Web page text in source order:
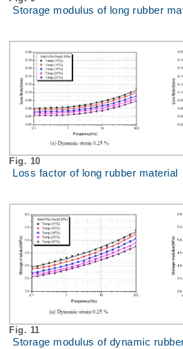
Storage modulus of long rubber
Fig. 10
Loss factor of long rubber material
Fig. 11
Storage modulus of dynamic